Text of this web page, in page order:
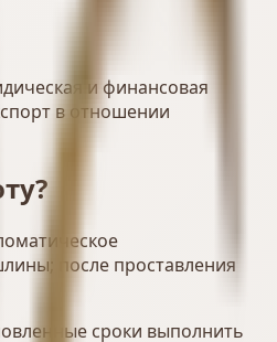
и финансовая
в отношении
после проставления
сроки выполнить